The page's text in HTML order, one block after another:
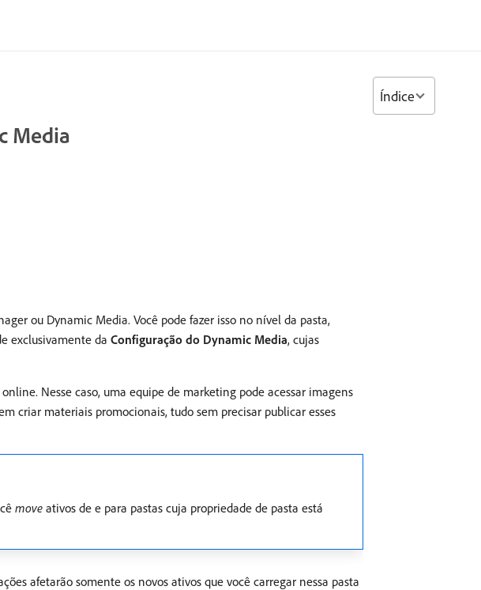
Media
ou Dynamic Media. Você pode fazer isso no nível da pasta,
exclusivamente da Configuração do Dynamic Media, cujas
Nesse caso, uma equipe de marketing pode acessar imagens
criar materiais promocionais, tudo sem precisar publicar esses
move ativos de e para pastas cuja propriedade de pasta está
afetarão somente os novos ativos que você carregar nessa pasta
Índice